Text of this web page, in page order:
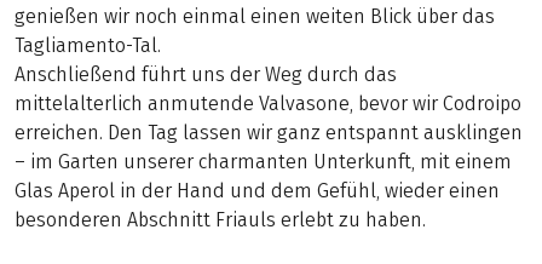
genießen wir noch einmal einen weiten Blick über das
Tagliamento-Tal.
Anschließend führt uns der Weg durch das
mittelalterlich anmutende Valvasone, bevor wir Codroipo
erreichen. Den Tag lassen wir ganz entspannt ausklingen
– im Garten unserer charmanten Unterkunft, mit einem
Glas Aperol in der Hand und dem Gefühl, wieder einen
besonderen Abschnitt Friauls erlebt zu haben.